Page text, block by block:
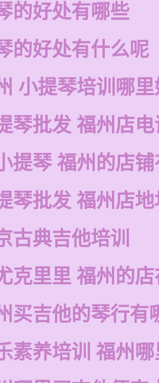
的好处有哪些
的好处有什么呢
小提琴培训哪
琴批发 福州店电
提琴 福州的店
琴批发 福州店
古典吉他培训
克里里 福州的
买吉他的琴行有
素养培训 福州